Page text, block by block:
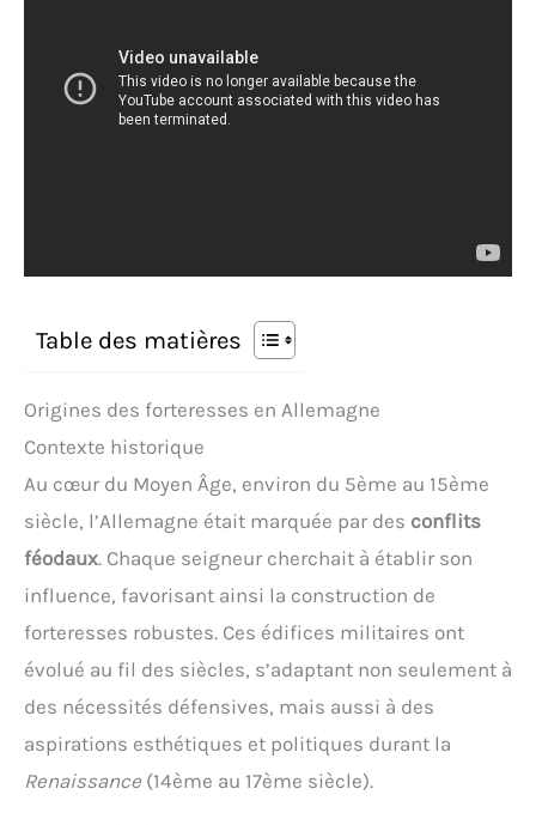
Table des matières
Origines des forteresses en Allemagne
Contexte historique
Au cœur du Moyen Âge, environ du 5ème au 15ème
siècle, l’Allemagne était marquée par des conflits
féodaux. Chaque seigneur cherchait à établir son
influence, favorisant ainsi la construction de
forteresses robustes. Ces édifices militaires ont
évolué au fil des siècles, s’adaptant non seulement à
des nécessités défensives, mais aussi à des
aspirations esthétiques et politiques durant la
Renaissance (14ème au 17ème siècle).